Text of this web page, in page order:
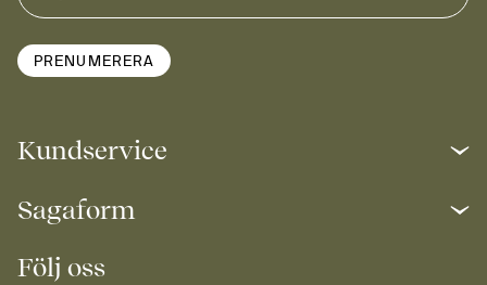
PRENUMERERA
Kundservice
Sagaform
Följ oss